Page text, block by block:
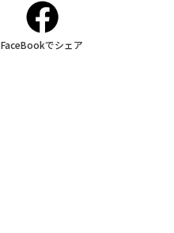
FaceBookでシェア